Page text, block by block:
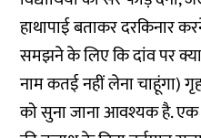
हाथापाई बताकर दरकिनार
समझने के लिए कि दांव पर
नाम कतई नहीं लेना चाहूंगा)
को सुना जाना आवश्यक है.